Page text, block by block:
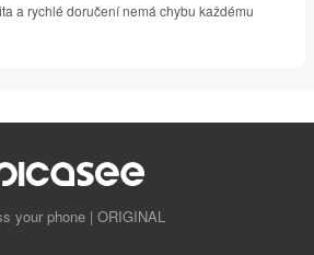
a rychlé doručení nemá chybu každému
your phone | ORIGINAL